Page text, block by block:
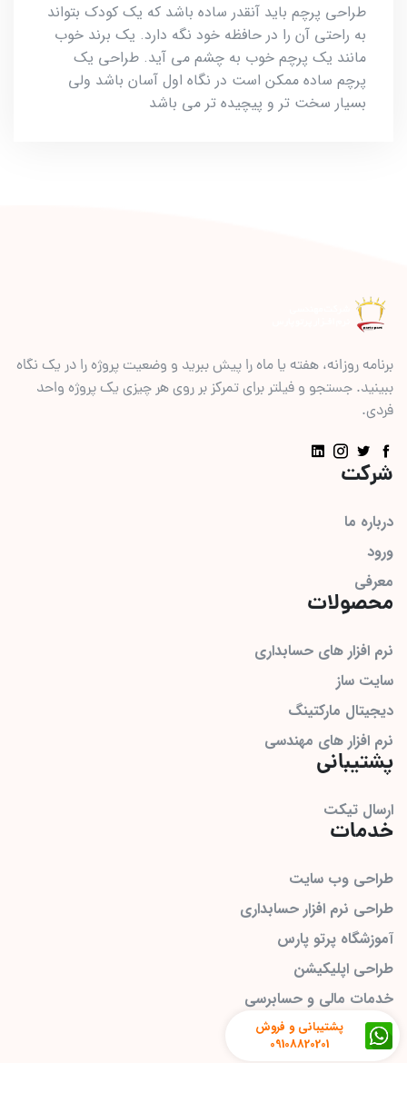
طراحی پرچم باید آنقدر ساده باشد که یک کودک بتواند
به راحتی آن را در حافظه خود نگه دارد. یک برند خوب
مانند یک پرچم خوب به چشم می آید. طراحی یک
پرچم ساده ممکن است در نگاه اول آسان باشد ولی
بسیار سخت تر و پیچیده تر می باشد
برنامه روزانه، هفته یا ماه را پیش ببرید و وضعیت پروژه را در یک نگاه
ببینید. جستجو و فیلتر برای تمرکز بر روی هر چیزی یک پروژه واحد
فردی.
شرکت
درباره ما
ورود
معرفی
محصولات
نرم افزار های حسابداری
سایت ساز
دیجیتال مارکتینگ
نرم افزار های مهندسی
پشتیبانی
ارسال تیکت
خدمات
طراحی وب سایت
طراحی نرم افزار حسابداری
آموزشگاه پرتو پارس
طراحی اپلیکیشن
خدمات مالی و حسابرسی
پشتیبانی و فروش
09108820201